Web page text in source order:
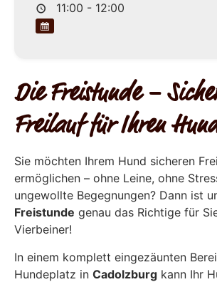
11:00 - 12:00
Die Freistunde –
Freilauf für Ihren
Sie möchten Ihrem Hund sicheren
ermöglichen – ohne Leine, ohne
ungewollte Begegnungen? Dann ist
Freistunde genau das Richtige für
Vierbeiner!
In einem komplett eingezäunten
Hundeplatz in Cadolzburg kann Ihr